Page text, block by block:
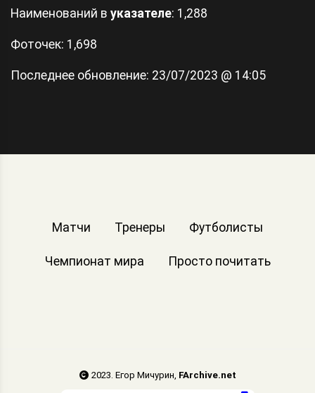
Наименований в указателе: 1,288
Фоточек: 1,698
Последнее обновление: 23/07/2023 @ 14:05
Матчи Тренеры Футболисты
Чемпионат мира Просто почитать
2023. Егор Мичурин, FArchive.net